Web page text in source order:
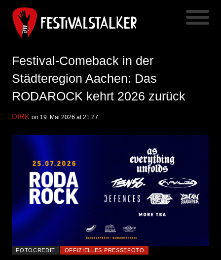
Festival-Comeback in der
Städteregion Aachen: Das
RODAROCK kehrt 2026 zurück
DIRK on 19. Mai 2026 at 21:27
FOTOCREDIT OFFIZIELLES PRESSEFOTO